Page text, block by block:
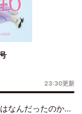
23:30更新
眠ねむさんに『てめえはでんぱ組．incなんだよ！』って肩パンされて(笑)」